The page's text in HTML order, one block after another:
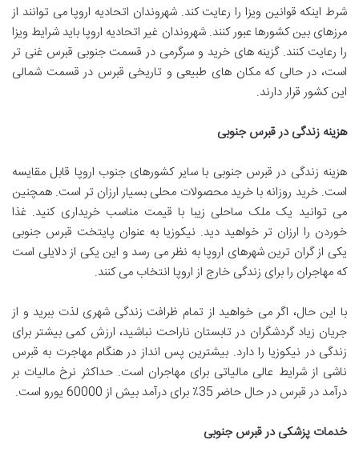
شرط اینکه قوانین ویزا را رعایت کند. شهروندان اتحادیه اروپا می توانند از
مرزهای بین کشورها عبور کنند. شهروندان غیر اتحادیه اروپا باید شرایط ویزا
را رعایت کنند. گزینه های خرید و سرگرمی در قسمت جنوبی قبرس غنی تر
است، در حالی که مکان های طبیعی و تاریخی قبرس در قسمت شمالی
این کشور قرار دارند.
هزینه زندگی در قبرس جنوبی
هزینه زندگی در قبرس جنوبی با سایر کشورهای جنوب اروپا قابل مقایسه
است. خرید روزانه با خرید محصولات محلی بسیار ارزان تر است. همچنین
می توانید یک ملک ساحلی زیبا با قیمت مناسب خریداری کنید. غذا
خوردن را ارزان تر خواهید دید. نیکوزیا به عنوان پایتخت قبرس جنوبی
یکی از گران ترین شهرهای اروپا به نظر می رسد و این یکی از دلایلی است
که مهاجران را برای زندگی خارج از اروپا انتخاب می کنند.
با این حال، اگر می خواهید از تمام ظرافت زندگی شهری لذت ببرید و از
جریان زیاد گردشگران در تابستان ناراحت نباشید، ارزش کمی بیشتر برای
زندگی در نیکوزیا را دارد. بیشترین پس انداز در هنگام مهاجرت به قبرس
ناشی از شرایط عالی مالیاتی برای مهاجران است. حداکثر نرخ مالیات بر
درآمد در قبرس در حال حاضر 35٪ برای درآمد بیش از 60000 یورو است.
خدمات پزشکی در قبرس جنوبی